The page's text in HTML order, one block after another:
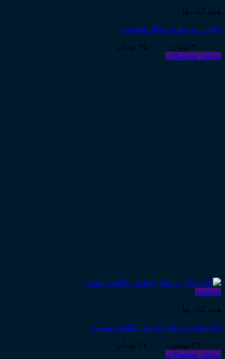
همه‌ـ‌کتاب‌ها
قوانین مرتبط با احوال شخصیه
۴۰۰,۰۰۰ تومان – ۹۵,۰۰۰ تومان
نمایش محصولات
مشاهده
همه‌ـ‌کتاب‌ها
کتاب‌های مرتبط با حقوق مالکیت معنوی
۳۸۰,۰۰۰ تومان – ۱۷,۰۰۰ تومان
نمایش محصولات